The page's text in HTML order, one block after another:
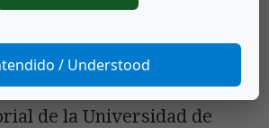
estatal de las artes visuales
y sus narrativas (1950-2006).
de la Universidad de
/ Understood